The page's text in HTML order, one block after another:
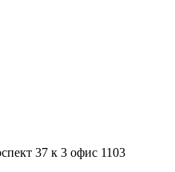
37 к 3 офис 1103